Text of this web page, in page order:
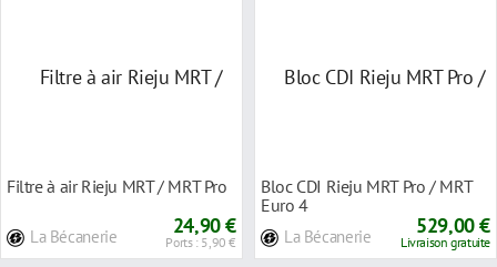
Filtre à air Rieju MRT / MRT Pro
La Bécanerie 24,90 €
Ports : 5,90 €
Bloc CDI Rieju MRT Pro / MRT
Euro 4
La Bécanerie 529,00 €
Livraison gratuite